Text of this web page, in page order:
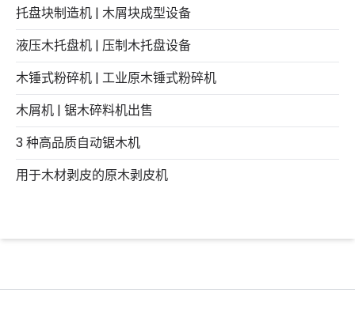
托盘块制造机 | 木屑块成型设备
液压木托盘机 | 压制木托盘设备
木锤式粉碎机 | 工业原木锤式粉碎机
木屑机 | 锯木碎料机出售
3 种高品质自动锯木机
用于木材剥皮的原木剥皮机